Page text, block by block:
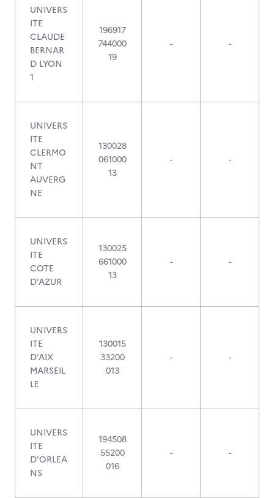
UNIVERS
ITE
CLAUDE
BERNAR
D LYON
1
196917
744000
19
- -
UNIVERS
ITE
CLERMO
NT
AUVERG
NE
130028
061000
13
- -
UNIVERS
ITE
COTE
D'AZUR
130025
661000
13
- -
UNIVERS
ITE
D'AIX
MARSEIL
LE
130015
33200
013
- -
UNIVERS
ITE
D'ORLEA
NS
194508
55200
016
- -